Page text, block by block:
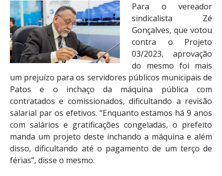
Para o vereador
sindicalista Zé
Gonçalves, que votou
contra o Projeto
03/2023, aprovação
do mesmo foi mais
um prejuízo para os servidores públicos municipais de
Patos e o inchaço da máquina pública com
contratados e comissionados, dificultando a revisão
salarial par os efetivos. “Enquanto estamos há 9 anos
com salários e gratificações congeladas, o prefeito
manda um projeto deste inchando a máquina e além
disso, dificultando até o pagamento de um terço de
férias”, disse o mesmo.